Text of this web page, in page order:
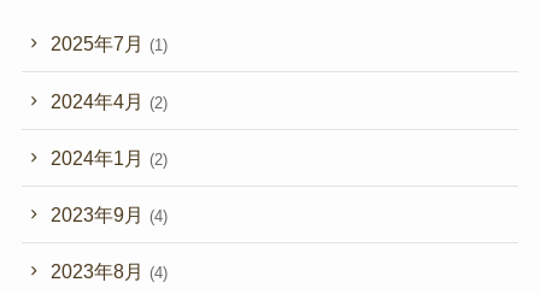
2025年7月 (1)
2024年4月 (2)
2024年1月 (2)
2023年9月 (4)
2023年8月 (4)